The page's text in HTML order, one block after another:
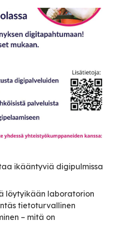
ikääntyviä digipulmissa
löytyikään laboratorion
tietoturvallinen
– mitä on